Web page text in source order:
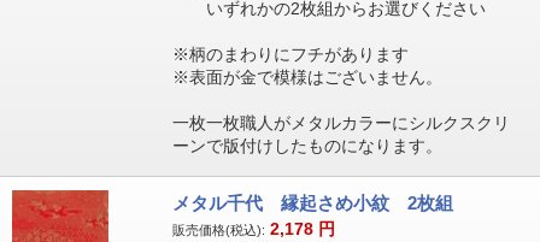
いずれかの2枚組からお選びください
※柄のまわりにフチがあります
※表面が金で模様はございません。
一枚一枚職人がメタルカラーにシルクスクリ
ーンで版付けしたものになります。
メタル千代 縁起さめ小紋 2枚組
販売価格(税込): 2,178 円